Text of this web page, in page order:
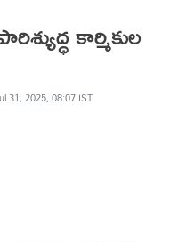
కార్మికుల
31, 2025, 08:07 IST